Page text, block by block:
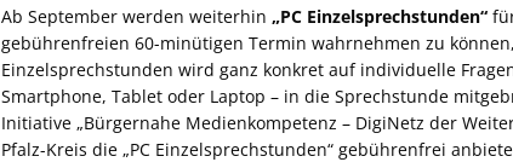
Ab September werden weiterhin „PC Einzelsprechstunden“
gebührenfreien 60-minütigen Termin wahrnehmen zu
Einzelsprechstunden wird ganz konkret auf individuelle
Smartphone, Tablet oder Laptop – in die Sprechstunde
Initiative „Bürgernahe Medienkompetenz – DigiNetz der
Pfalz-Kreis die „PC Einzelsprechstunden“ gebührenfrei